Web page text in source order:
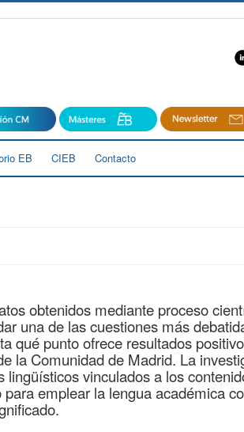
EB CIEB Contacto
obtenidos mediante proceso
una de las cuestiones más
qué punto ofrece resultados
la Comunidad de Madrid. La
lingüísticos vinculados a los
emplear la lengua académica